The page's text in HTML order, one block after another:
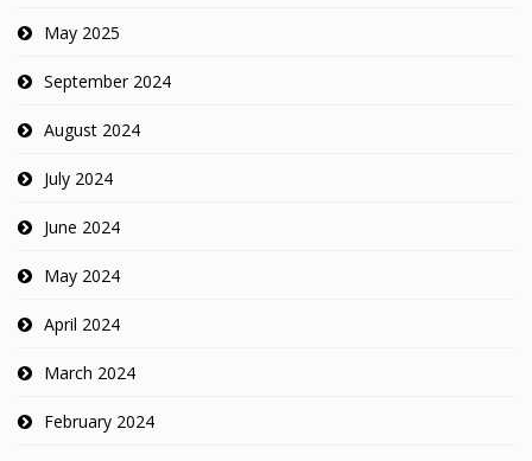
May 2025
September 2024
August 2024
July 2024
June 2024
May 2024
April 2024
March 2024
February 2024